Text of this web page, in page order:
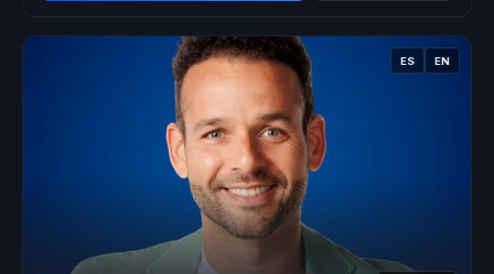
ES EN